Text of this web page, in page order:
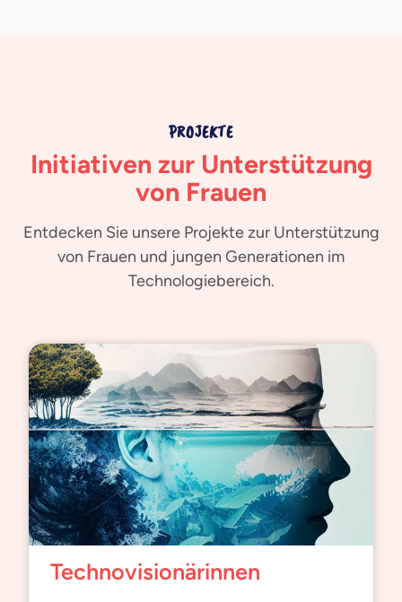
PROJEKTE
Initiativen zur Unterstützung
von Frauen
Entdecken Sie unsere Projekte zur Unterstützung
von Frauen und jungen Generationen im
Technologiebereich.
Technovisionärinnen